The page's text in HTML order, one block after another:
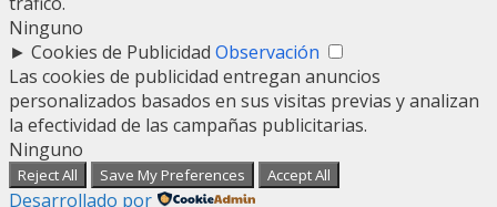
Ninguno
► Cookies de Publicidad Observación
Las cookies de publicidad entregan anuncios
personalizados basados en sus visitas previas y analizan
la efectividad de las campañas publicitarias.
Ninguno
Reject All Save My Preferences Accept All
Desarrollado por